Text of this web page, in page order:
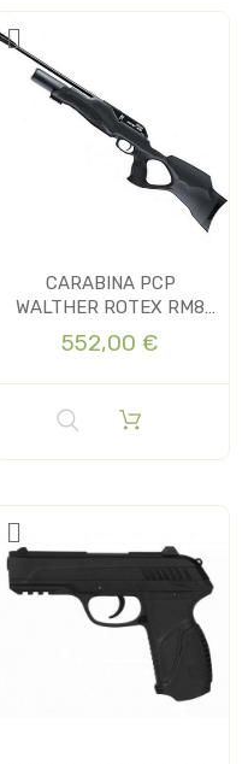
CARABINA PCP
WALTHER ROTEX RM8
VARMINT CAL 5,5
552,00 €